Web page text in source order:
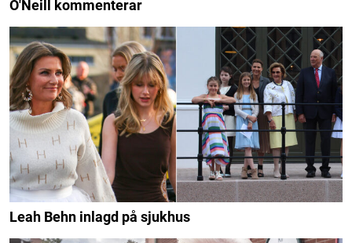
O'Neill kommenterar
Leah Behn inlagd på sjukhus